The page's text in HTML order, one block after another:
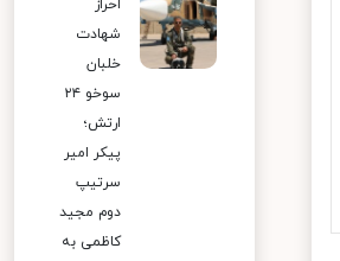
احراز
شهادت
خلبان
سوخو ۲۴
ارتش؛
پیکر امیر
سرتیپ
دوم مجید
کاظمی به